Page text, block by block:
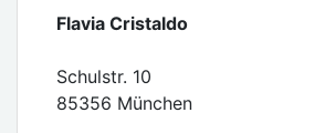
Flavia Cristaldo
Schulstr. 10
85356 München